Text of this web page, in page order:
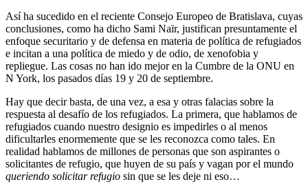
Así ha sucedido en el reciente Consejo Europeo de Bratislava, cuyas
conclusiones, como ha dicho Sami Naïr, justifican presuntamente el
enfoque securitario y de defensa en materia de política de refugiados
e incitan a una política de miedo y de odio, de xenofobia y
repliegue. Las cosas no han ido mejor en la Cumbre de la ONU en
N York, los pasados días 19 y 20 de septiembre.
Hay que decir basta, de una vez, a esa y otras falacias sobre la
respuesta al desafío de los refugiados. La primera, que hablamos de
refugiados cuando nuestro designio es impedirles o al menos
dificultarles enormemente que se les reconozca como tales. En
realidad hablamos de millones de personas que son aspirantes o
solicitantes de refugio, que huyen de su país y vagan por el mundo
queriendo solicitar refugio sin que se les deje ni eso…